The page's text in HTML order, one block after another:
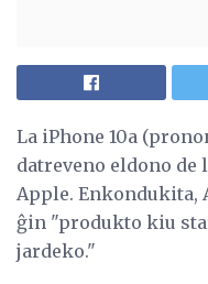
La iPhone 10a
datreveno eldono de
Apple. Enkondukita,
ĝin "produkto kiu
jardeko."